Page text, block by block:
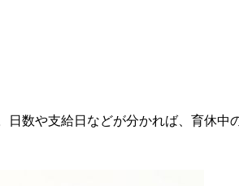
数や支給日などが分かれば、育休中